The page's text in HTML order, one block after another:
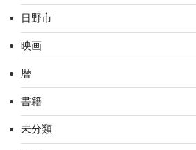
日野市
映画
暦
書籍
未分類